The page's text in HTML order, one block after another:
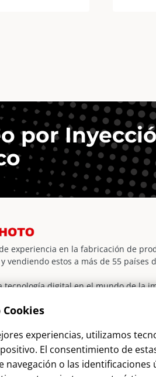
por
experiencia en la fabricación de
vendiendo estos a más de 55 países
tecnología digital en el mundo de la
de sus clientes.
experiencias, utilizamos
El consentimiento de
navegación o las